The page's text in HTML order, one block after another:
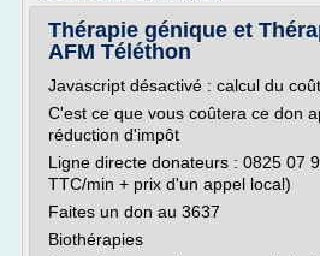
Thérapie génique et
AFM Téléthon
Javascript désactivé : calcul du
C'est ce que vous coûtera ce don
réduction d'impôt
Ligne directe donateurs : 0825 07
TTC/min + prix d'un appel local)
Faites un don au 3637
Biothérapies